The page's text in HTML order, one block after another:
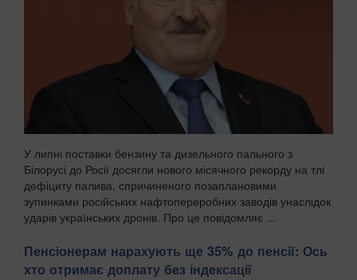
У липні поставки бензину та дизельного пального з
Білорусі до Росії досягли нового місячного рекорду на тлі
дефіциту палива, спричиненого позаплановими
зупинками російських нафтопереробних заводів унаслідок
ударів українських дронів. Про це повідомляє ...
Пенсіонерам нарахують ще 35% до пенсії: Ось
хто отримає доплату без індексації